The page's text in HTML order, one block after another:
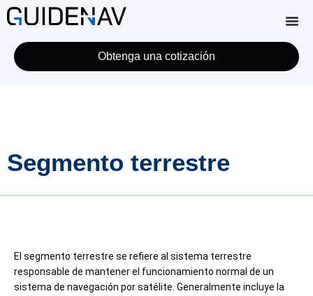
Obtenga una cotización
Segmento terrestre
El segmento terrestre se refiere al sistema terrestre
responsable de mantener el funcionamiento normal de un
sistema de navegación por satélite. Generalmente incluye la